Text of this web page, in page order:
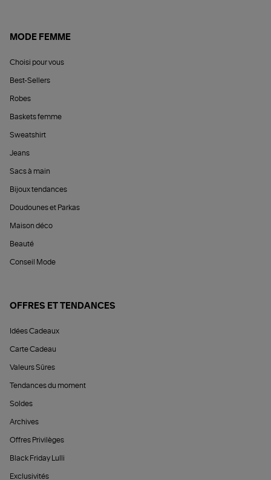
MODE FEMME
Choisi pour vous
Best-Sellers
Robes
Baskets femme
Sweatshirt
Jeans
Sacs à main
Bijoux tendances
Doudounes et Parkas
Maison déco
Beauté
Conseil Mode
OFFRES ET TENDANCES
Idées Cadeaux
Carte Cadeau
Valeurs Sûres
Tendances du moment
Soldes
Archives
Offres Privilèges
Black Friday Lulli
Exclusivités